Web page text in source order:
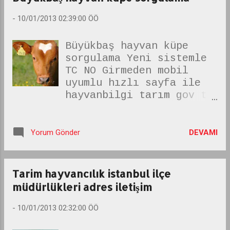
sanı duyulmamış volar,
vivident, tabletler
al...
cebinizden
- 10/01/2013 02:39:00 ÖÖ
Büyükbaş hayvan küpe
sorgulama Yeni sistemle
TC NO Girmeden mobil
uyumlu hızlı sayfa ile
hayvanbilgi tarım gov tr
hayvan küpe sorgulamak
ÖRNEK; TR420001644389
küpe no sorgula
Yorum Gönder DEVAMI
Tarim hayvancılık istanbul ilçe
müdürlükleri adres iletişim
- 10/01/2013 02:32:00 ÖÖ